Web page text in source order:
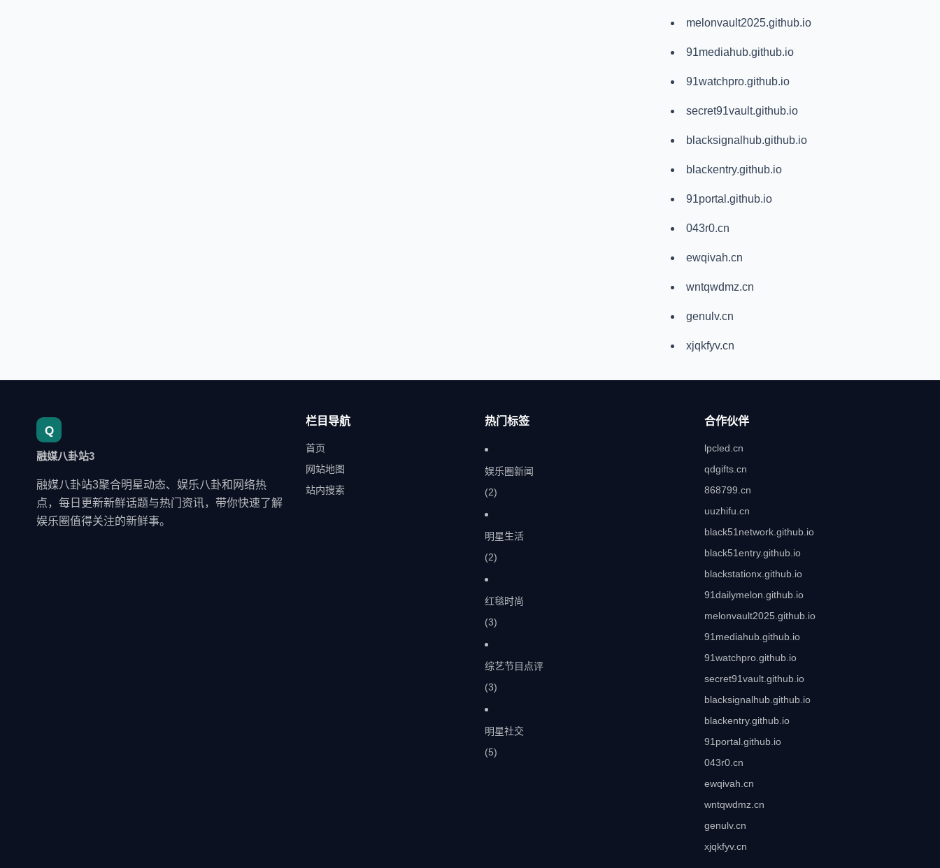
melonvault2025.github.io
91mediahub.github.io
91watchpro.github.io
secret91vault.github.io
blacksignalhub.github.io
blackentry.github.io
91portal.github.io
043r0.cn
ewqivah.cn
wntqwdmz.cn
genulv.cn
xjqkfyv.cn
融媒八卦站3
融媒八卦站3聚合明星动态、娱乐八卦和网络热
点，每日更新新鲜话题与热门资讯，带你快速了解
娱乐圈值得关注的新鲜事。
栏目导航
首页
网站地图
站内搜索
热门标签
娱乐圈新闻
(2)
明星生活
(2)
红毯时尚
(3)
综艺节目点评
(3)
明星社交
(5)
合作伙伴
lpcled.cn
qdgifts.cn
868799.cn
uuzhifu.cn
black51network.github.io
black51entry.github.io
blackstationx.github.io
91dailymelon.github.io
melonvault2025.github.io
91mediahub.github.io
91watchpro.github.io
secret91vault.github.io
blacksignalhub.github.io
blackentry.github.io
91portal.github.io
043r0.cn
ewqivah.cn
wntqwdmz.cn
genulv.cn
xjqkfyv.cn